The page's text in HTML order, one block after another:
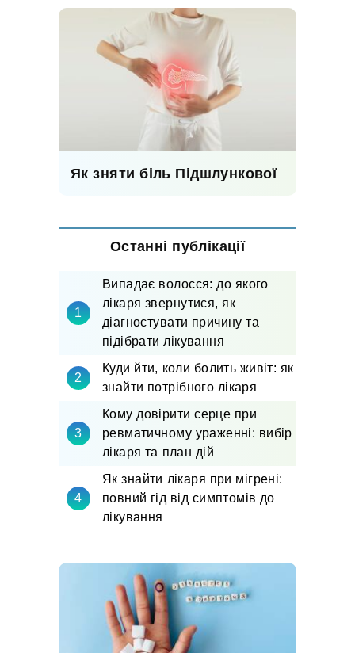
Як зняти біль Підшлункової
Останні публікації
Випадає волосся: до якого
лікаря звернутися, як
діагностувати причину та
підібрати лікування
Куди йти, коли болить живіт: як
знайти потрібного лікаря
Кому довірити серце при
ревматичному ураженні: вибір
лікаря та план дій
Як знайти лікаря при мігрені:
повний гід від симптомів до
лікування